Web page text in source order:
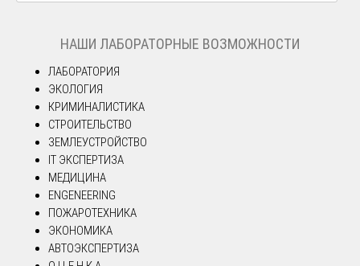
НАШИ ЛАБОРАТОРНЫЕ ВОЗМОЖНОСТИ
ЛАБОРАТОРИЯ
ЭКОЛОГИЯ
КРИМИНАЛИСТИКА
СТРОИТЕЛЬСТВО
ЗЕМЛЕУСТРОЙСТВО
IT ЭКСПЕРТИЗА
МЕДИЦИНА
ENGENEERING
ПОЖАРОТЕХНИКА
ЭКОНОМИКА
АВТОЭКСПЕРТИЗА